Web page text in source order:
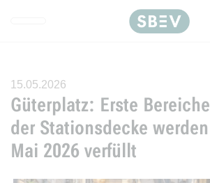
Direkt zur
Direkt zum
15.05.2026
Güterplatz: Erste
der Stationsdecke
Mai 2026 verfüllt